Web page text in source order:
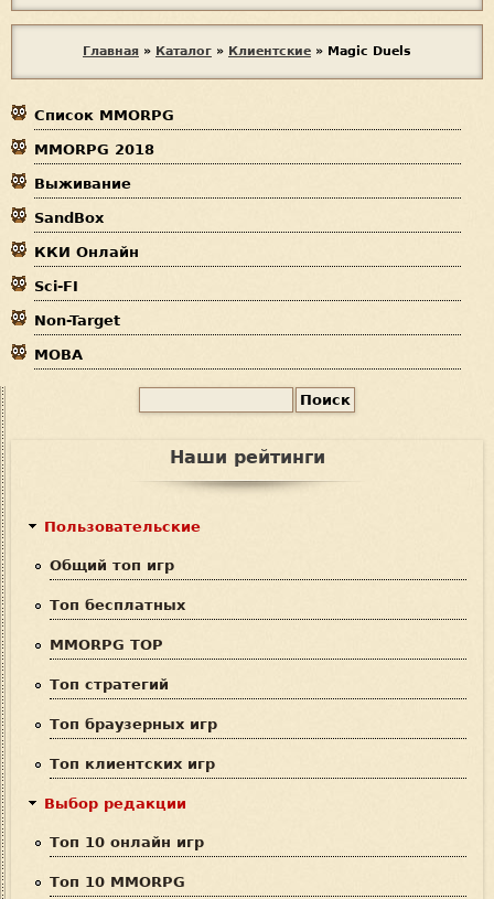
с
п
м
е
р
ы
з
д
е
с
ь
Главная » Каталог » Клиентские » Magic Duels
Список MMORPG
MMORPG 2018
Выживание
SandBox
ККИ Онлайн
Sci-FI
Non-Target
MOBA
Наши рейтинги
Пользовательские
Общий топ игр
Топ бесплатных
MMORPG TOP
Топ стратегий
Топ браузерных игр
Топ клиентских игр
Выбор редакции
Топ 10 онлайн игр
Топ 10 MMORPG